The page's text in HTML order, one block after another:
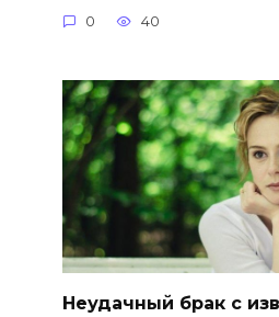
0 40
Неудачный брак с